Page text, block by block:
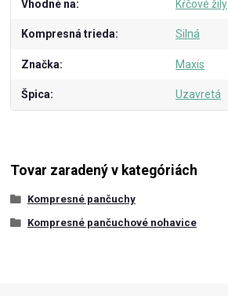
Vhodné na Kŕčové žily
Kompresná trieda Silná
Značka Maxis
Špica Uzavretá
Tovar zaradený v kategóriách
Kompresné pančuchy
Kompresné pančuchové nohavice